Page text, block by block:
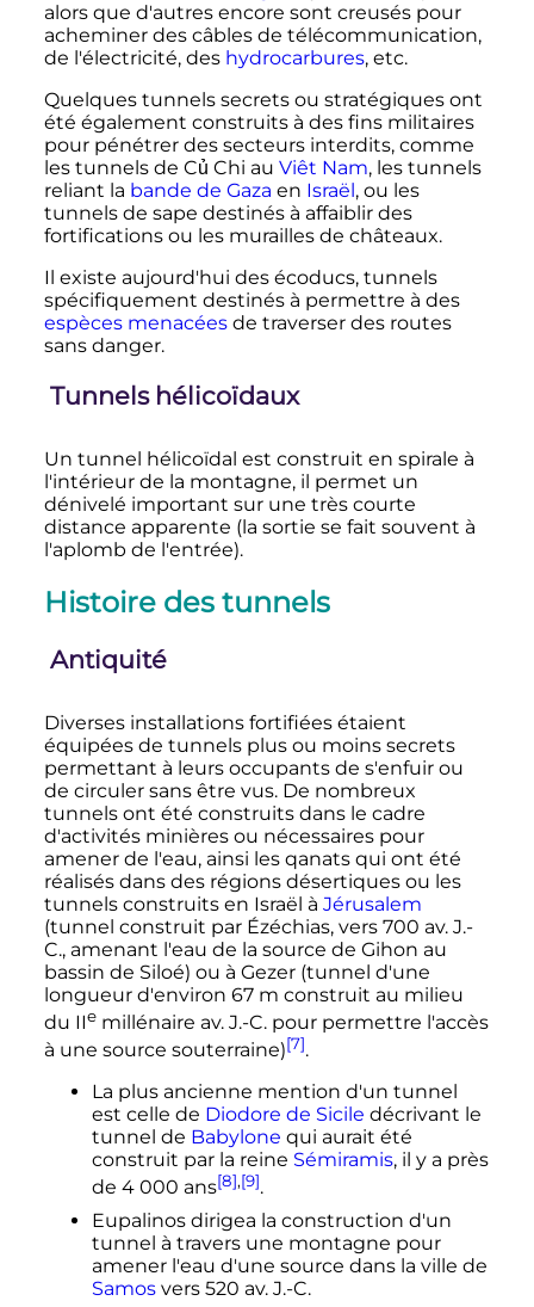
alors que d'autres encore sont creusés pour
acheminer des câbles de télécommunication,
de l'électricité, des hydrocarbures, etc.
Quelques tunnels secrets ou stratégiques ont
été également construits à des fins militaires
pour pénétrer des secteurs interdits, comme
les tunnels de Củ Chi au Viêt Nam, les tunnels
reliant la bande de Gaza en Israël, ou les
tunnels de sape destinés à affaiblir des
fortifications ou les murailles de châteaux.
Il existe aujourd'hui des écoducs, tunnels
spécifiquement destinés à permettre à des
espèces menacéesde traverser des routes
sans danger.
Tunnels hélicoïdaux
Un tunnel hélicoïdal est construit en spirale à
l'intérieur de la montagne, il permet un
dénivelé important sur une très courte
distance apparente (la sortie se fait souvent à
l'aplomb de l'entrée).
Histoire des tunnels
Antiquité
Diverses installations fortifiées étaient
équipées de tunnels plus ou moins secrets
permettant à leurs occupants de s'enfuir ou
de circuler sans être vus. De nombreux
tunnels ont été construits dans le cadre
d'activités minières ou nécessaires pour
amener de l'eau, ainsi les qanats qui ont été
réalisés dans des régions désertiques ou les
tunnels construits en Israël à Jérusalem
(tunnel construit par Ézéchias, vers 700 av. J.-
C., amenant l'eau de la source de Gihon au
bassin de Siloé) ou à Gezer (tunnel d'une
longueur d'environ 67 m construit au milieu
du IIemillénaire av. J.-C.pour permettre l'accès
à une source souterraine)[7].
La plus ancienne mention d'un tunnel
est celle de Diodore de Sicile décrivant le
tunnel de Babylone qui aurait été
construit par la reine Sémiramis, il y a près
de 4 000 ans[8],[9].
Eupalinos dirigea la construction d'un
tunnel à travers une montagne pour
amener l'eau d'une source dans la ville de
Samosvers 520 av. J.-C.